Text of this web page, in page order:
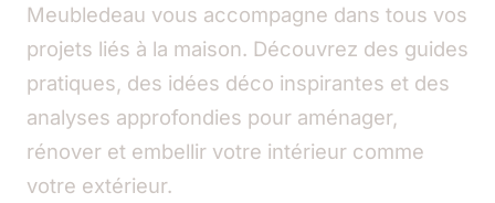
Meubledeau vous accompagne dans tous vos
projets liés à la maison. Découvrez des guides
pratiques, des idées déco inspirantes et des
analyses approfondies pour aménager,
rénover et embellir votre intérieur comme
votre extérieur.